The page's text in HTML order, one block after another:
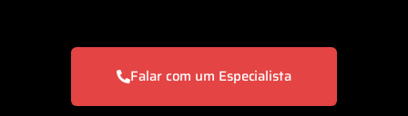
Falar com um Especialista